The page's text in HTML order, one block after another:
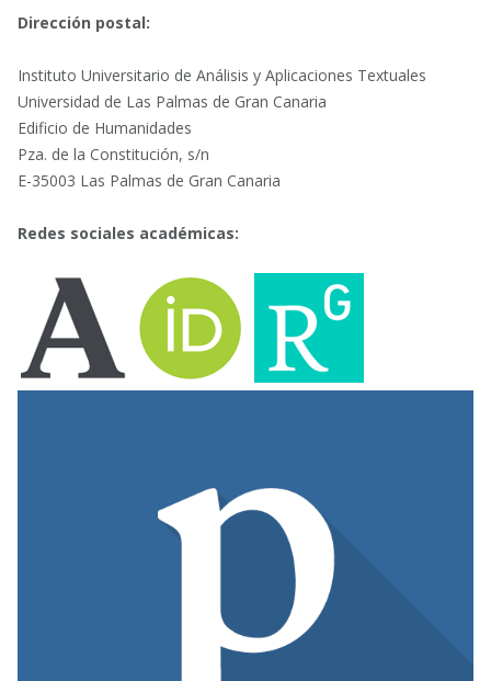
Dirección postal:
Instituto Universitario de Análisis y Aplicaciones Textuales
Universidad de Las Palmas de Gran Canaria
Edificio de Humanidades
Pza. de la Constitución, s/n
E-35003 Las Palmas de Gran Canaria
Redes sociales académicas: